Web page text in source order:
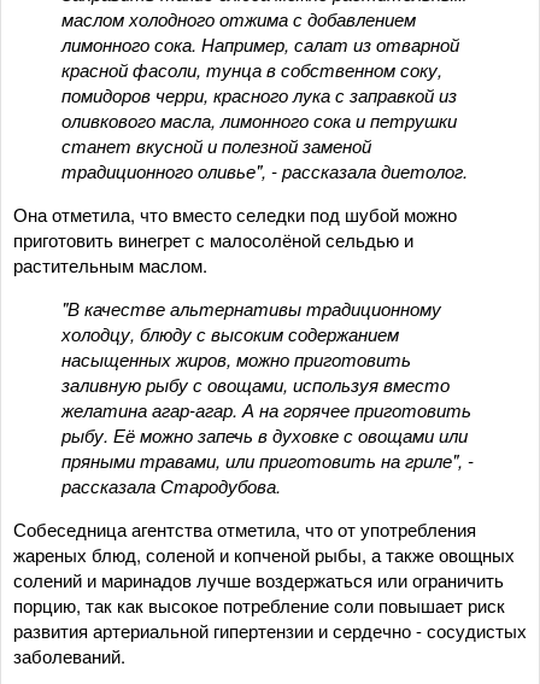
маслом холодного отжима с добавлением
лимонного сока. Например, салат из отварной
красной фасоли, тунца в собственном соку,
помидоров черри, красного лука с заправкой из
оливкового масла, лимонного сока и петрушки
станет вкусной и полезной заменой
традиционного оливье", - рассказала диетолог.
Она отметила, что вместо селедки под шубой можно
приготовить винегрет с малосолёной сельдью и
растительным маслом.
"В качестве альтернативы традиционному
холодцу, блюду с высоким содержанием
насыщенных жиров, можно приготовить
заливную рыбу с овощами, используя вместо
желатина агар-агар. А на горячее приготовить
рыбу. Её можно запечь в духовке с овощами или
пряными травами, или приготовить на гриле", -
рассказала Стародубова.
Собеседница агентства отметила, что от употребления
жареных блюд, соленой и копченой рыбы, а также овощных
солений и маринадов лучше воздержаться или ограничить
порцию, так как высокое потребление соли повышает риск
развития артериальной гипертензии и сердечно - сосудистых
заболеваний.